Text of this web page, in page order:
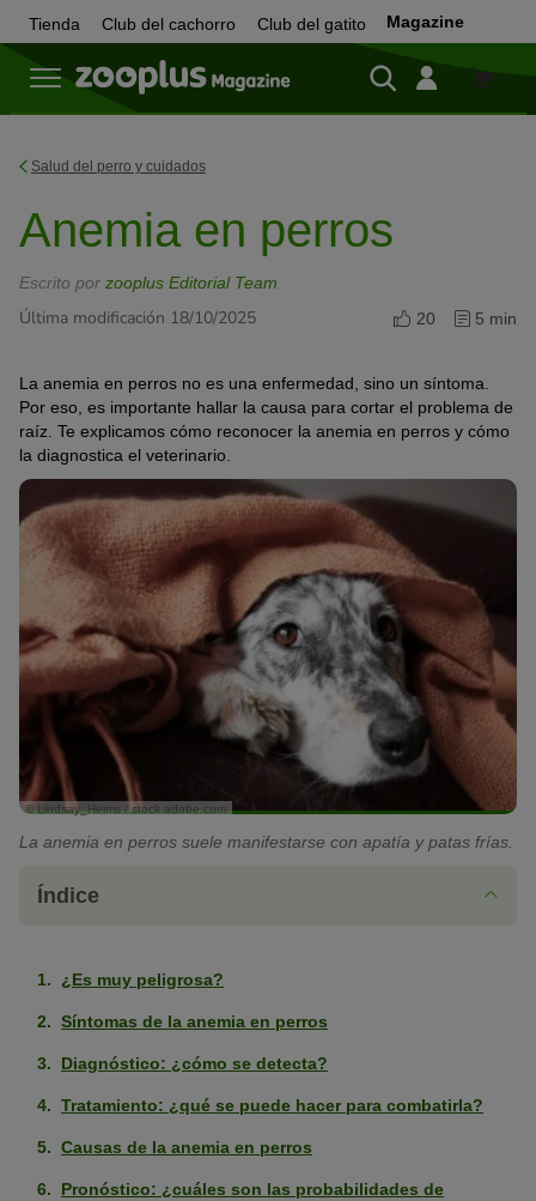
Tienda Club del cachorro Club del gatito Magazine
Tienda
Salud del perro y cuidados
Anemia en perros
Escrito por zooplus Editorial Team
Última modificación 18/10/2025 20 5 min
La anemia en perros no es una enfermedad, sino un síntoma.
Por eso, es importante hallar la causa para cortar el problema de
raíz. Te explicamos cómo reconocer la anemia en perros y cómo
la diagnostica el veterinario.
© Lindsay_Helms / stock.adobe.com
La anemia en perros suele manifestarse con apatía y patas frías.
Índice
¿Es muy peligrosa?
Síntomas de la anemia en perros
Diagnóstico: ¿cómo se detecta?
Tratamiento: ¿qué se puede hacer para combatirla?
Causas de la anemia en perros
Pronóstico: ¿cuáles son las probabilidades de